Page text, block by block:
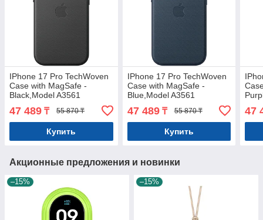
IPhone 17 Pro TechWoven
Case with MagSafe -
Black,Model A3561
47 489 ₸ 55 870 ₸
Купить
IPhone 17 Pro TechWoven
Case with MagSafe -
Blue,Model A3561
47 489₸ 55 870 ₸
Купить
47
Акционные предложения и новинки
–15% –15%